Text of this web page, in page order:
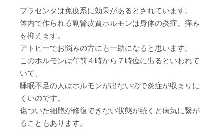
プラセンタは免疫系に効果があるとされています。
体内で作られる副腎皮質ホルモンは身体の炎症、痒み
を抑えます。
アトピーでお悩みの方にも一助になると思います。
このホルモンは午前４時から７時位に出るといわれて
いて、
睡眠不足の人はホルモンが出ないので炎症が収まりに
くいのです。
傷ついた細胞が修復できない状態が続くと病気に繋が
ることもあります。